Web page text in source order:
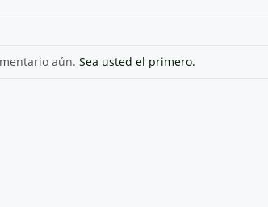
aún. Sea usted el primero.